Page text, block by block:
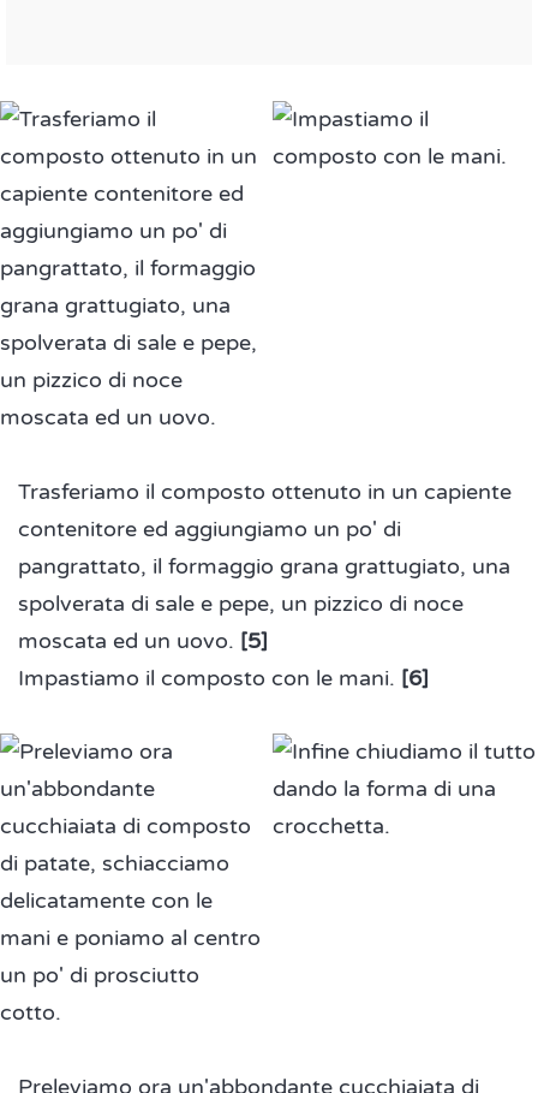
Trasferiamo il composto ottenuto in un capiente
contenitore ed aggiungiamo un po' di
pangrattato, il formaggio grana grattugiato, una
spolverata di sale e pepe, un pizzico di noce
moscata ed un uovo. [5]
Impastiamo il composto con le mani. [6]
Preleviamo ora un'abbondante cucchiaiata di